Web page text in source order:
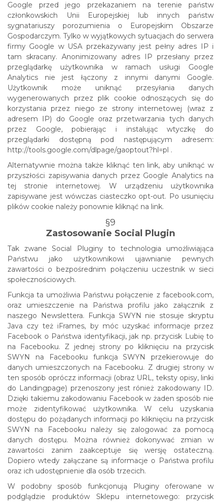
Google przed jego przekazaniem na terenie państw
członkowskich Unii Europejskiej lub innych państw
sygnatariuszy porozumienia o Europejskim Obszarze
Gospodarczym. Tylko w wyjątkowych sytuacjach do serwera
firmy Google w USA przekazywany jest pełny adres IP i
tam skracany. Anonimizowany adres IP przesłany przez
przeglądarkę użytkownika w ramach usługi Google
Analytics nie jest łączony z innymi danymi Google.
Użytkownik może uniknąć przesyłania danych
wygenerowanych przez plik cookie odnoszących się do
korzystania przez niego ze strony internetowej (wraz z
adresem IP) do Google oraz przetwarzania tych danych
przez Google, pobierając i instalując wtyczkę do
przeglądarki dostępną pod następującym adresem:
http://tools.google.com/dlpage/gaoptout?hl=pl .
Alternatywnie można także kliknąć ten link, aby uniknąć w
przyszłości zapisywania danych przez Google Analytics na
tej stronie internetowej. W urządzeniu użytkownika
zapisywane jest wówczas ciasteczko opt-out. Po usunięciu
plików cookie należy ponownie kliknąć na link.
§9
Zastosowanie Social Plugin
Tak zwane Social Pluginy to technologia umożliwiająca
Państwu jako użytkownikowi ujawnianie pewnych
zawartości o bezpośrednim połączeniu uczestnik w sieci
społecznościowych.
Funkcja ta umożliwia Państwu połączenie z facebook.com,
oraz umieszczenie na Państwa profilu jako załącznik z
naszego Newslettera. Funkcja SWYN nie stosuje skryptu
Java czy też iFrames, by móc uzyskać informacje przez
Facebook o Państwa identyfikacji, jak np. przycisk Lubię to
na Facebooku. Z jednej strony po kliknięciu na przycisk
SWYN na Facebooku funkcja SWYN przekierowuje do
danych umieszczonych na Facebooku. Z drugiej strony w
ten sposób opróczz informacji (obraz URL, teksty opisy, linki
do Landingpage) przenoszony jest rónież zakodowany ID.
Dzięki takiemu zakodowaniu Facebook w żaden sposób nie
może zidentyfikować użytkownika. W celu uzyskania
dostępu do pożądanych informacji po kliknięciu na przycisk
SWYN na Facebooku należy się zalogować za pomocą
danych dostępu. Można również dokonywać zmian w
zawartości zanim zaakceptuje się wersję ostateczną.
Dopiero wtedy załączane są informacje o Państwa profilu
oraz ich udostępnienie dla osób trzecich.
W podobny sposób funkcjonują Pluginy oferowane w
podglądzie produktów Sklepu internetowego: przycisk